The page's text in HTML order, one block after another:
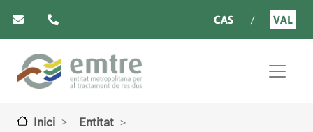
CAS VAL
Inici Entitat